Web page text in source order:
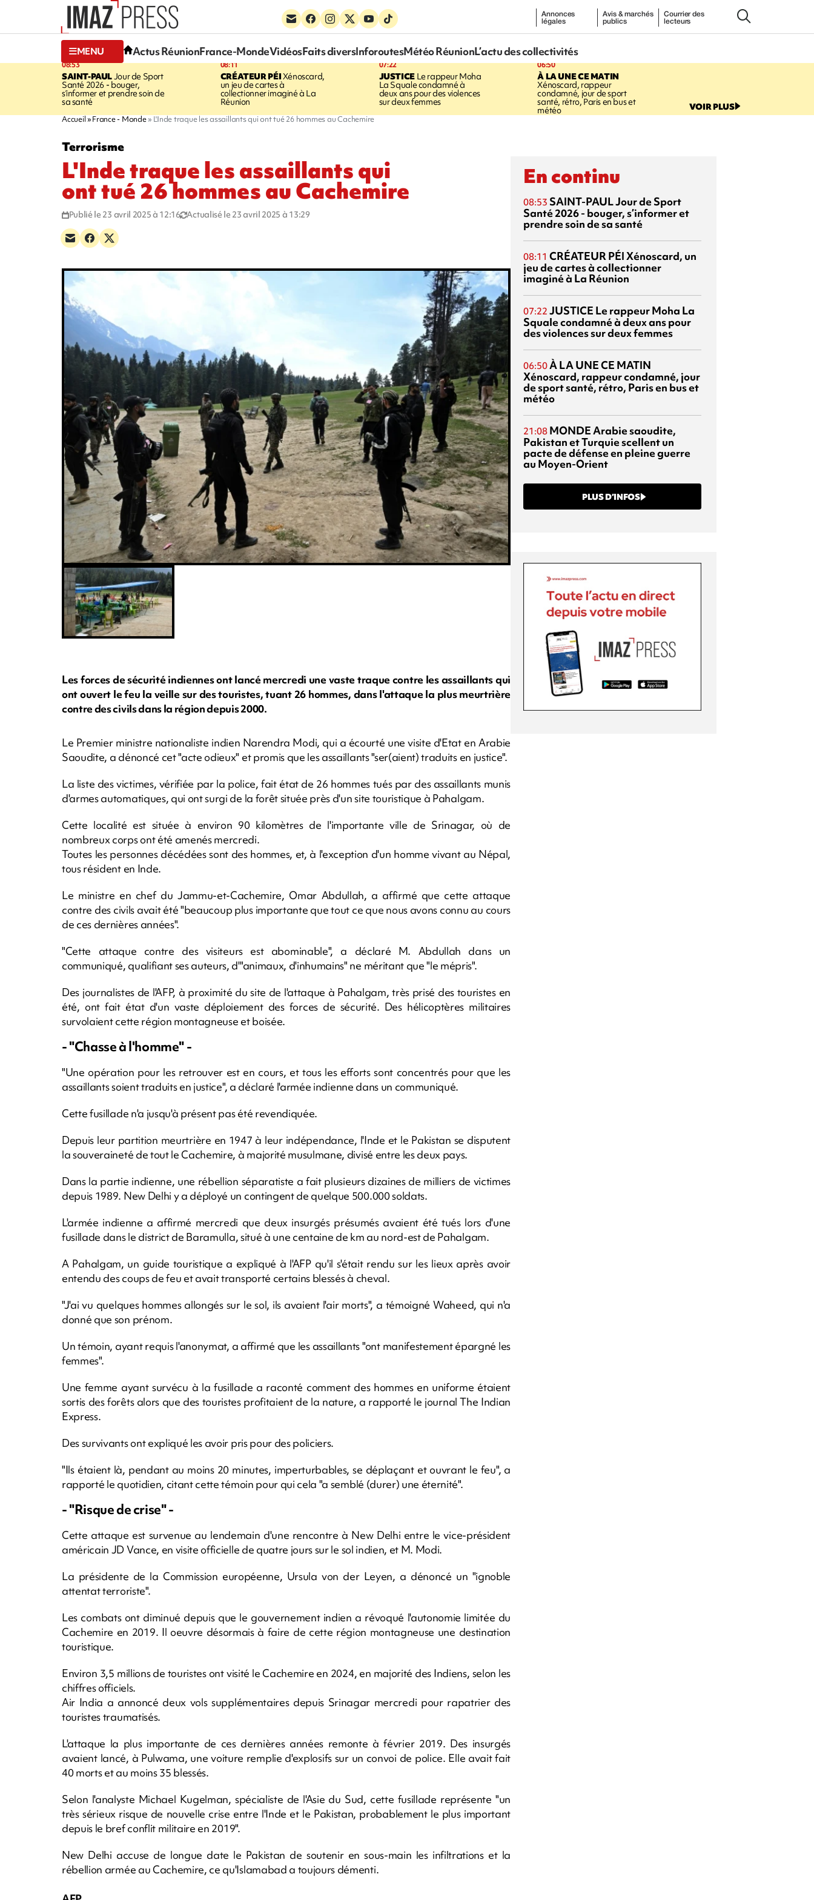
Annonces
légales
Avis & marchés
publics
Courrier des
lecteurs
MENU Actus RéunionFrance-MondeVidéosFaits diversInforoutesMétéo RéunionL’actu des collectivités
08:53
SAINT-PAULJour de Sport
Santé 2026 - bouger,
s’informer et prendre soin de
sa santé
08:11
CRÉATEUR PÉIXénoscard,
un jeu de cartes à
collectionner imaginé à La
Réunion
07:22
JUSTICELe rappeur Moha
La Squale condamné à
deux ans pour des violences
sur deux femmes
06:50
À LA UNE CE MATIN
Xénoscard, rappeur
condamné, jour de sport
santé, rétro, Paris en bus et
météo VOIR PLUS
Accueil France - Monde L'Inde traque les assaillants qui ont tué 26 hommes au Cachemire
Terrorisme
L'Inde traque les assaillants qui
ont tué 26 hommes au Cachemire
Publié le 23 avril 2025 à 12:16 Actualisé le 23 avril 2025 à 13:29
Les forces de sécurité indiennes ont lancé mercredi une vaste traque contre les assaillants qui
ont ouvert le feu la veille sur des touristes, tuant 26 hommes, dans l'attaque la plus meurtrière
contre des civils dans la région depuis 2000.
Le Premier ministre nationaliste indien Narendra Modi, qui a écourté une visite d'Etat en Arabie
Saoudite, a dénoncé cet "acte odieux" et promis que les assaillants "ser(aient) traduits en justice".
La liste des victimes, vérifiée par la police, fait état de 26 hommes tués par des assaillants munis
d'armes automatiques, qui ont surgi de la forêt située près d'un site touristique à Pahalgam.
Cette localité est située à environ 90 kilomètres de l'importante ville de Srinagar, où de
nombreux corps ont été amenés mercredi.
Toutes les personnes décédées sont des hommes, et, à l'exception d'un homme vivant au Népal,
tous résident en Inde.
Le ministre en chef du Jammu-et-Cachemire, Omar Abdullah, a affirmé que cette attaque
contre des civils avait été "beaucoup plus importante que tout ce que nous avons connu au cours
de ces dernières années".
"Cette attaque contre des visiteurs est abominable", a déclaré M. Abdullah dans un
communiqué, qualifiant ses auteurs, d'"animaux, d'inhumains" ne méritant que "le mépris".
Des journalistes de l'AFP, à proximité du site de l'attaque à Pahalgam, très prisé des touristes en
été, ont fait état d'un vaste déploiement des forces de sécurité. Des hélicoptères militaires
survolaient cette région montagneuse et boisée.
- "Chasse à l'homme" -
"Une opération pour les retrouver est en cours, et tous les efforts sont concentrés pour que les
assaillants soient traduits en justice", a déclaré l'armée indienne dans un communiqué.
Cette fusillade n'a jusqu'à présent pas été revendiquée.
Depuis leur partition meurtrière en 1947 à leur indépendance, l'Inde et le Pakistan se disputent
la souveraineté de tout le Cachemire, à majorité musulmane, divisé entre les deux pays.
Dans la partie indienne, une rébellion séparatiste a fait plusieurs dizaines de milliers de victimes
depuis 1989. New Delhi y a déployé un contingent de quelque 500.000 soldats.
L'armée indienne a affirmé mercredi que deux insurgés présumés avaient été tués lors d'une
fusillade dans le district de Baramulla, situé à une centaine de km au nord-est de Pahalgam.
A Pahalgam, un guide touristique a expliqué à l'AFP qu'il s'était rendu sur les lieux après avoir
entendu des coups de feu et avait transporté certains blessés à cheval.
"J'ai vu quelques hommes allongés sur le sol, ils avaient l'air morts", a témoigné Waheed, qui n'a
donné que son prénom.
Un témoin, ayant requis l'anonymat, a affirmé que les assaillants "ont manifestement épargné les
femmes".
Une femme ayant survécu à la fusillade a raconté comment des hommes en uniforme étaient
sortis des forêts alors que des touristes profitaient de la nature, a rapporté le journal The Indian
Express.
Des survivants ont expliqué les avoir pris pour des policiers.
"Ils étaient là, pendant au moins 20 minutes, imperturbables, se déplaçant et ouvrant le feu", a
rapporté le quotidien, citant cette témoin pour qui cela "a semblé (durer) une éternité".
- "Risque de crise" -
Cette attaque est survenue au lendemain d'une rencontre à New Delhi entre le vice-président
américain JD Vance, en visite officielle de quatre jours sur le sol indien, et M. Modi.
La présidente de la Commission européenne, Ursula von der Leyen, a dénoncé un "ignoble
attentat terroriste".
Les combats ont diminué depuis que le gouvernement indien a révoqué l'autonomie limitée du
Cachemire en 2019. Il oeuvre désormais à faire de cette région montagneuse une destination
touristique.
Environ 3,5 millions de touristes ont visité le Cachemire en 2024, en majorité des Indiens, selon les
chiffres officiels.
Air India a annoncé deux vols supplémentaires depuis Srinagar mercredi pour rapatrier des
touristes traumatisés.
L'attaque la plus importante de ces dernières années remonte à février 2019. Des insurgés
avaient lancé, à Pulwama, une voiture remplie d'explosifs sur un convoi de police. Elle avait fait
40 morts et au moins 35 blessés.
Selon l'analyste Michael Kugelman, spécialiste de l'Asie du Sud, cette fusillade représente "un
très sérieux risque de nouvelle crise entre l'Inde et le Pakistan, probablement le plus important
depuis le bref conflit militaire en 2019".
New Delhi accuse de longue date le Pakistan de soutenir en sous-main les infiltrations et la
rébellion armée au Cachemire, ce qu'Islamabad a toujours démenti.
En continu
08:53 SAINT-PAULJour de Sport
Santé 2026 - bouger, s’informer et
prendre soin de sa santé
08:11 CRÉATEUR PÉIXénoscard, un
jeu de cartes à collectionner
imaginé à La Réunion
07:22 JUSTICE Le rappeur Moha La
Squale condamné à deux ans pour
des violences sur deux femmes
06:50À LA UNE CE MATIN
Xénoscard, rappeur condamné, jour
de sport santé, rétro, Paris en bus et
météo
21:08 MONDEArabie saoudite,
Pakistan et Turquie scellent un
pacte de défense en pleine guerre
au Moyen-Orient
PLUS D’INFOS